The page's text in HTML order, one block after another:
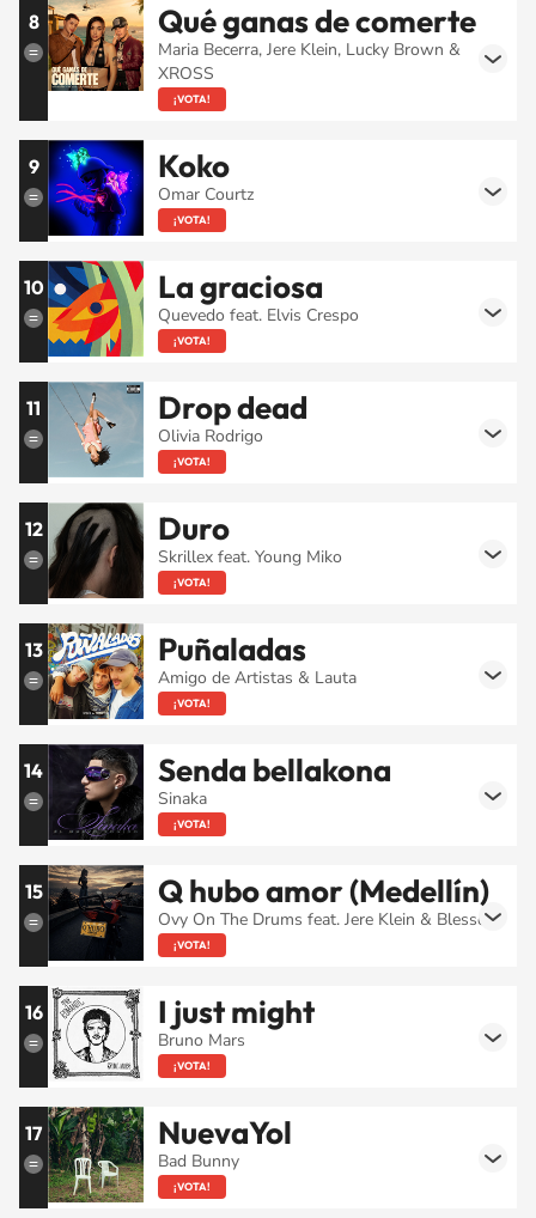
8 Qué ganas de comerte
Maria Becerra, Jere Klein, Lucky Brown &
XROSS
¡VOTA!
9 Koko
Omar Courtz
¡VOTA!
10 La graciosa
Quevedo feat. Elvis Crespo
¡VOTA!
11 Drop dead
Olivia Rodrigo
¡VOTA!
12 Duro
Skrillex feat. Young Miko
¡VOTA!
13 Puñaladas
Amigo de Artistas & Lauta
¡VOTA!
14 Senda bellakona
Sinaka
¡VOTA!
15 Q hubo amor (Medellín)
Ovy On The Drums feat. Jere Klein & Blessd
¡VOTA!
16 I just might
Bruno Mars
¡VOTA!
17 NuevaYol
Bad Bunny
¡VOTA!